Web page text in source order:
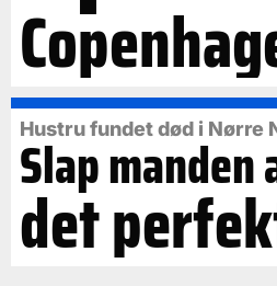
Hustru fundet død i Nørre
Slap
det